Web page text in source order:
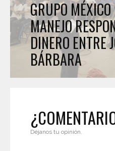
GRUPO
MANEJO
DINERO ENTRE
BÁRBARA
Déjanos tu opinión.